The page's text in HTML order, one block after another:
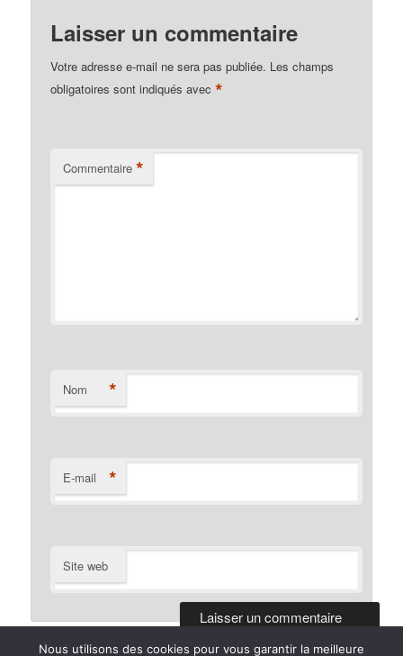
Laisser un commentaire
Votre adresse e-mail ne sera pas publiée. Les champs
obligatoires sont indiqués avec*
Commentaire *
Nom *
E-mail *
Site web
Nous utilisons des cookies pour vous garantir la meilleure